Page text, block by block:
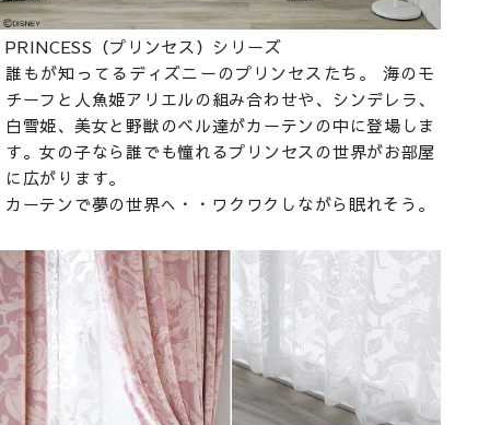
PRINCESS（プリンセス）シリーズ
誰もが知ってるディズニーのプリンセスたち。 海のモ
チーフと人魚姫アリエルの組み合わせや、シンデレラ、
白雪姫、美女と野獣のベル達がカーテンの中に登場しま
す。女の子なら誰でも憧れるプリンセスの世界がお部屋
に広がります。
カーテンで夢の世界へ・・ワクワクしながら眠れそう。